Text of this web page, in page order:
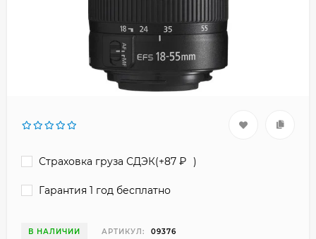
Страховка груза СДЭК(+87 )
Гарантия 1 год бесплатно
В НАЛИЧИИ АРТИКУЛ: 09376